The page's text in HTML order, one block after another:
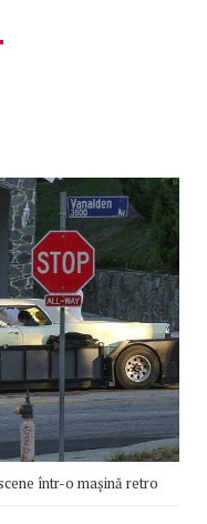
într-o mașină retro